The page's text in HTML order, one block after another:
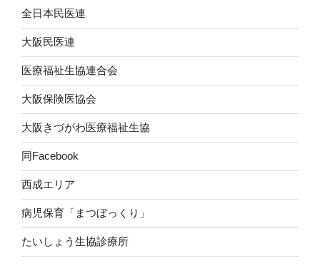
全日本民医連
大阪民医連
医療福祉生協連合会
大阪保険医協会
大阪きづがわ医療福祉生協
同Facebook
西成エリア
病児保育「まつぼっくり」
たいしょう生協診療所